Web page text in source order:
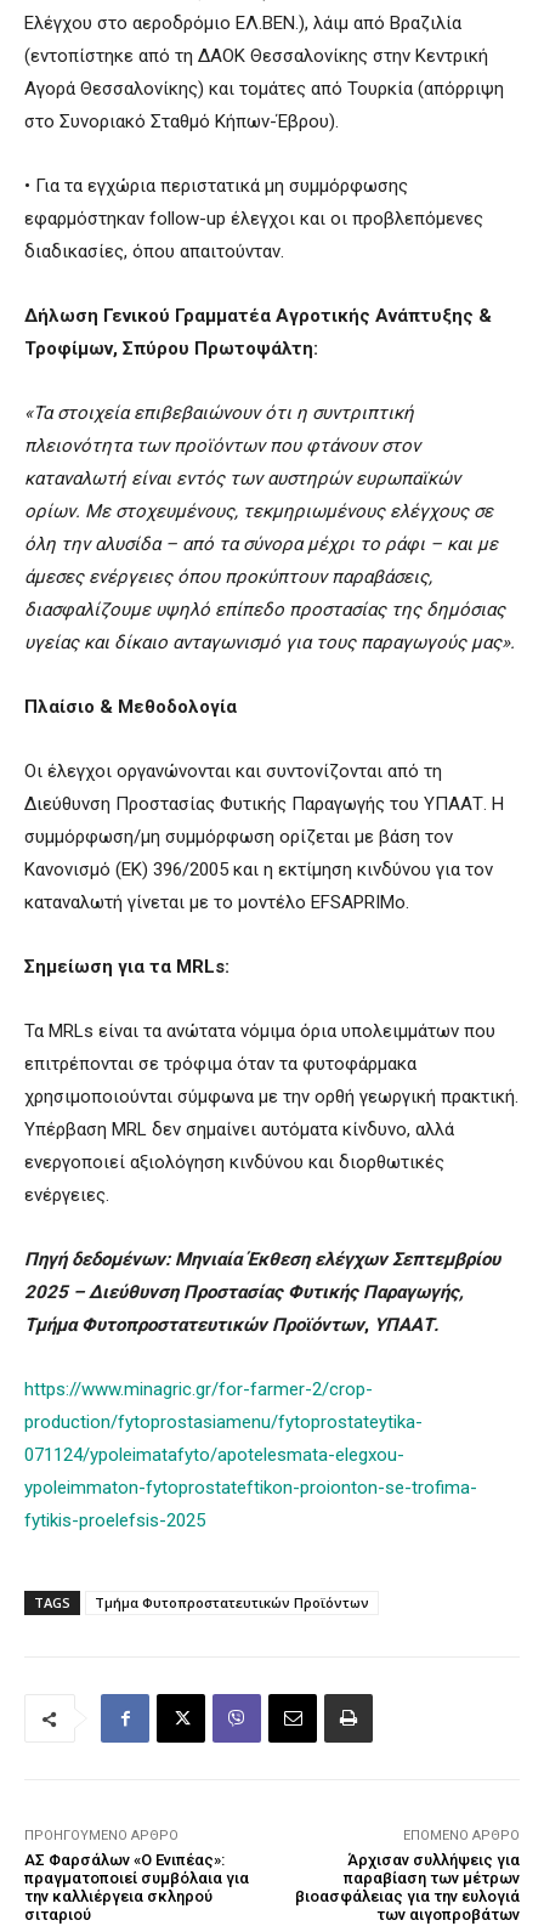
Ελέγχου στο αεροδρόμιο ΕΛ.ΒΕΝ.), λάιμ από Βραζιλία
(εντοπίστηκε από τη ΔΑΟΚ Θεσσαλονίκης στην Κεντρική
Αγορά Θεσσαλονίκης) και τομάτες από Τουρκία (απόρριψη
στο Συνοριακό Σταθμό Κήπων-Έβρου).
• Για τα εγχώρια περιστατικά μη συμμόρφωσης
εφαρμόστηκαν follow-up έλεγχοι και οι προβλεπόμενες
διαδικασίες, όπου απαιτούνταν.
Δήλωση Γενικού Γραμματέα Αγροτικής Ανάπτυξης &
Τροφίμων, Σπύρου Πρωτοψάλτη:
«Τα στοιχεία επιβεβαιώνουν ότι η συντριπτική
πλειονότητα των προϊόντων που φτάνουν στον
καταναλωτή είναι εντός των αυστηρών ευρωπαϊκών
ορίων. Με στοχευμένους, τεκμηριωμένους ελέγχους σε
όλη την αλυσίδα – από τα σύνορα μέχρι το ράφι – και με
άμεσες ενέργειες όπου προκύπτουν παραβάσεις,
διασφαλίζουμε υψηλό επίπεδο προστασίας της δημόσιας
υγείας και δίκαιο ανταγωνισμό για τους παραγωγούς μας».
Πλαίσιο & Μεθοδολογία
Οι έλεγχοι οργανώνονται και συντονίζονται από τη
Διεύθυνση Προστασίας Φυτικής Παραγωγής του ΥΠΑΑΤ. Η
συμμόρφωση/μη συμμόρφωση ορίζεται με βάση τον
Κανονισμό (ΕΚ) 396/2005 και η εκτίμηση κινδύνου για τον
καταναλωτή γίνεται με το μοντέλο EFSAPRIMo.
Σημείωση για τα MRLs:
Τα MRLs είναι τα ανώτατα νόμιμα όρια υπολειμμάτων που
επιτρέπονται σε τρόφιμα όταν τα φυτοφάρμακα
χρησιμοποιούνται σύμφωνα με την ορθή γεωργική πρακτική.
Υπέρβαση MRL δεν σημαίνει αυτόματα κίνδυνο, αλλά
ενεργοποιεί αξιολόγηση κινδύνου και διορθωτικές
ενέργειες.
Πηγή δεδομένων: Μηνιαία Έκθεση ελέγχων Σεπτεμβρίου
2025 – Διεύθυνση Προστασίας Φυτικής Παραγωγής,
Τμήμα Φυτοπροστατευτικών Προϊόντων, ΥΠΑΑΤ.
https://www.minagric.gr/for-farmer-2/crop-
production/fytoprostasiamenu/fytoprostateytika-
071124/ypoleimatafyto/apotelesmata-elegxou-
ypoleimmaton-fytoprostateftikon-proionton-se-trofima-
fytikis-proelefsis-2025
TAGS Τμήμα Φυτοπροστατευτικών Προϊόντων
ΠΡΟΗΓΟΎΜΕΝΟ ΆΡΘΡΟ
ΑΣ Φαρσάλων «Ο Ενιπέας»:
πραγματοποιεί συμβόλαια για
την καλλιέργεια σκληρού
σιταριού
ΕΠΌΜΕΝΟ ΆΡΘΡΟ
Άρχισαν συλλήψεις για
παραβίαση των μέτρων
βιοασφάλειας για την ευλογιά
των αιγοπροβάτων